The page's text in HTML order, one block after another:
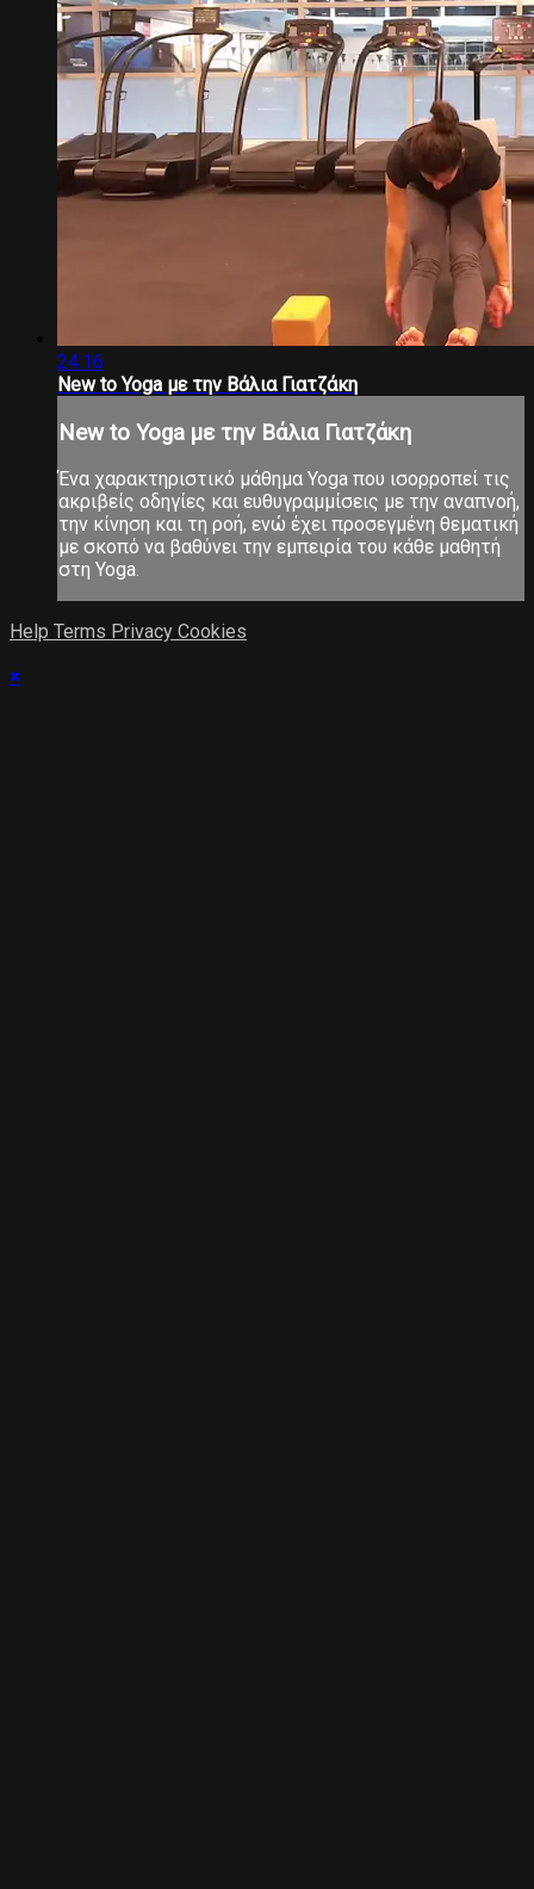
24:16
New to Yoga με την Βάλια Γιατζάκη
New to Yoga με την Βάλια Γιατζάκη
Ένα χαρακτηριστικό μάθημα Yoga που ισορροπεί τις
ακριβείς οδηγίες και ευθυγραμμίσεις με την αναπνοή,
την κίνηση και τη ροή, ενώ έχει προσεγμένη θεματική
με σκοπό να βαθύνει την εμπειρία του κάθε μαθητή
στη Yoga.
Help Terms Privacy Cookies
×